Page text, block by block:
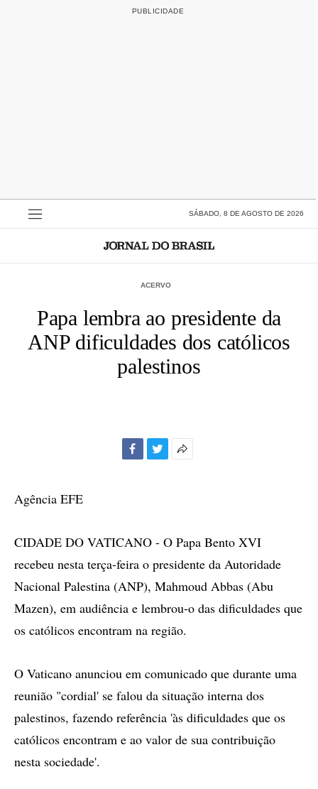
SÁBADO, 8 DE AGOSTO DE 2026
ACERVO
Papa lembra ao presidente da
ANP dificuldades dos católicos
palestinos
Agência EFE
CIDADE DO VATICANO - O Papa Bento XVI
recebeu nesta terça-feira o presidente da Autoridade
Nacional Palestina (ANP), Mahmoud Abbas (Abu
Mazen), em audiência e lembrou-o das dificuldades que
os católicos encontram na região.
O Vaticano anunciou em comunicado que durante uma
reunião "cordial' se falou da situação interna dos
palestinos, fazendo referência 'às dificuldades que os
católicos encontram e ao valor de sua contribuição
nesta sociedade'.